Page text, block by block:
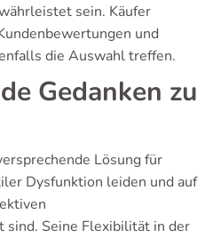
sein. Käufer
und
die Auswahl treffen.
Gedanken zu
Lösung für
Dysfunktion leiden und auf
sind. Seine Flexibilität in der